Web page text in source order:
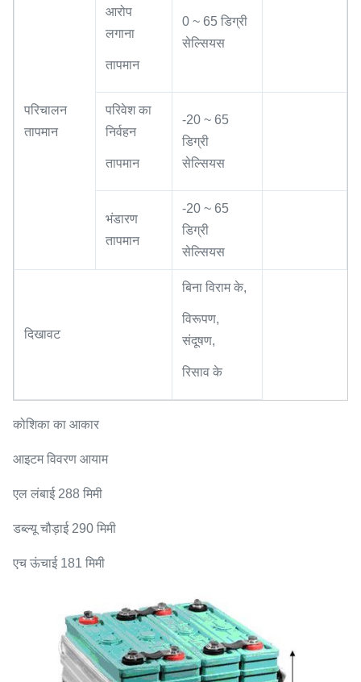
परिचालन
तापमान
आरोप
लगाना
तापमान
0 ~ 65 डिग्री
सेल्सियस
परिवेश का
निर्वहन
तापमान
-20 ~ 65
डिग्री
सेल्सियस
भंडारण
तापमान
-20 ~ 65
डिग्री
सेल्सियस
दिखावट
बिना विराम के,
विरूपण,
संदूषण,
रिसाव के
कोशिका का आकार
आइटम विवरण आयाम
एल लंबाई 288 मिमी
डब्ल्यू चौड़ाई 290 मिमी
एच ऊंचाई 181 मिमी